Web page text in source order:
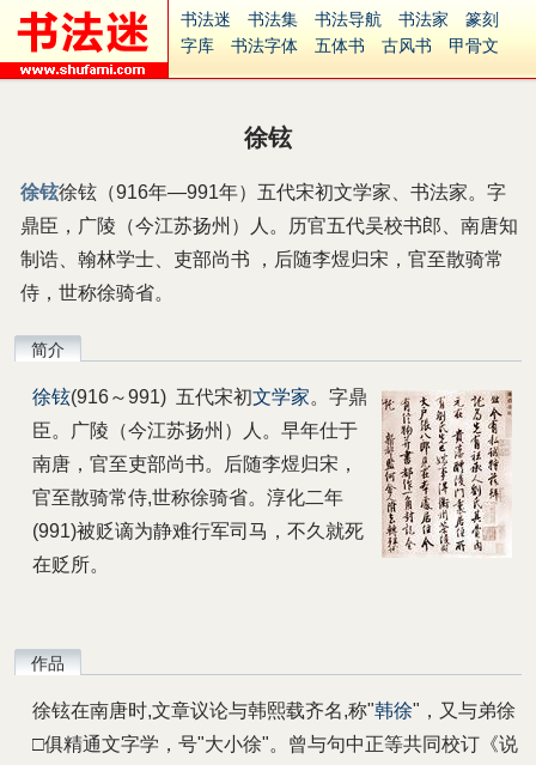
书法迷 书法集 书法导航 书法家
篆刻
字库
书法字体 五体书 古风书
甲骨文
字形 大字
中医 象棋
字体下载
免费字体 中文字体
英文字体
Ai矢量
P图宝 南无阿弥陀佛
意见反馈
安全网站
捐赠 繁體版
徐铉
徐铉徐铉（916年—991年）五代宋初文学家、书法家。字
鼎臣，广陵（今江苏扬州）人。历官五代吴校书郎、南唐知
制诰、翰林学士、吏部尚书 ，后随李煜归宋，官至散骑常
侍，世称徐骑省。
简介
徐铉(916～991) 五代宋初文学家。字鼎
臣。广陵（今江苏扬州）人。早年仕于
南唐，官至吏部尚书。后随李煜归宋，
官至散骑常侍,世称徐骑省。淳化二年
(991)被贬谪为静难行军司马，不久就死
在贬所。
作品
徐铉在南唐时,文章议论与韩熙载齐名,称"韩徐"，又与弟徐
□俱精通文字学，号"大小徐"。曾与句中正等共同校订《说